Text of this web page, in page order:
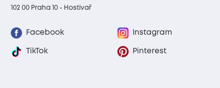
102 00 Praha 10 - Hostivař
Facebook Instagram
TikTok Pinterest